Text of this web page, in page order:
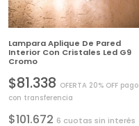
Lampara Aplique De Pared
Interior Con Cristales Led G9
Cromo
$81.338 OFERTA 20% OFF pago
con transferencia
$101.672 6 cuotas sin interés